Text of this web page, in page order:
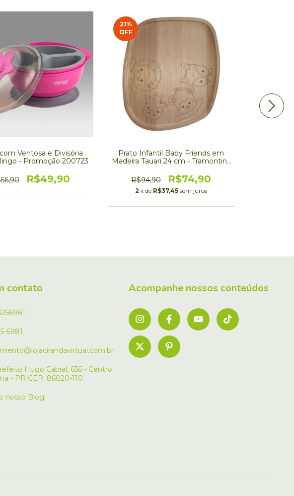
Ventosa e Divisória
- Promoção 200723
R$49,90
21%
OFF
Prato Infantil Baby Friends em
Madeira Tauari 24 cm - Tramontina
R$94,90
R$74,90
2 x de R$37,45 sem juros
contato
6981
Hugo Cabral, 656 - Centro
- PR CEP: 86020-110
nosso Blog!
Acompanhe nossos conteúdos